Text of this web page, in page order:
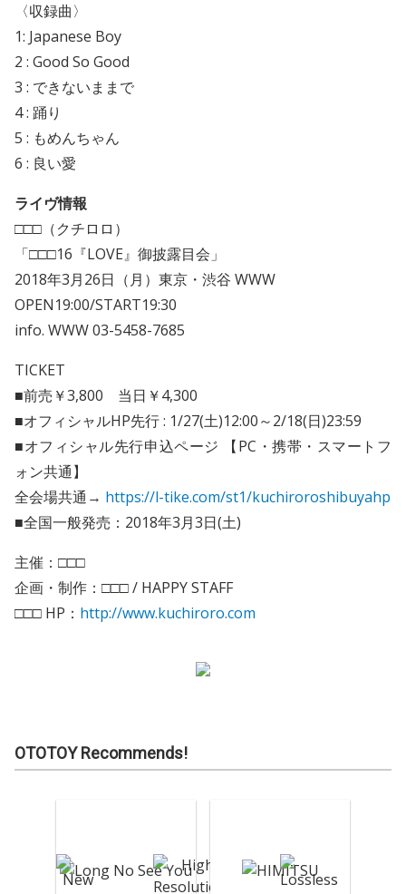
〈収録曲〉
1: Japanese Boy
2 : Good So Good
3 : できないままで
4 : 踊り
5 : もめんちゃん
6 : 良い愛
ライヴ情報
□□□（クチロロ）
「□□□16『LOVE』御披露目会」
2018年3月26日（月）東京・渋谷 WWW
OPEN19:00/START19:30
info. WWW 03-5458-7685
TICKET
■前売￥3,800 当日￥4,300
■オフィシャルHP先行 : 1/27(土)12:00～2/18(日)23:59
■オフィシャル先行申込ページ 【PC・携帯・スマートフ
ォン共通】
全会場共通→ https://l-tike.com/st1/kuchiroroshibuyahp
■全国一般発売：2018年3月3日(土)
主催：□□□
企画・制作：□□□ / HAPPY STAFF
□□□ HP： http://www.kuchiroro.com
OTOTOY Recommends!